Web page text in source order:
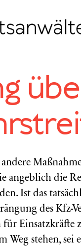
angeblich die
Ist das
des Kfz-
Einsatzkräfte
Weg stehen, sei